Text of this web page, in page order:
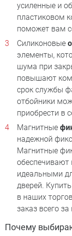
усиленные и
пластиковом
поможет вам
Силиконовые
элементы,
шума при
повышают
срок службы
отбойники
приобрести в
Магнитные
надежной
Магнитные
обеспечивают
идеальными
дверей.
в наших
заказ всего
Почему